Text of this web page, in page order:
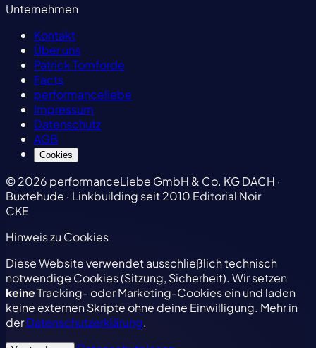
Unternehmen
Kontakt
Über uns
Patrick Tomforde
Facts
performanceliebe
Impressum
Datenschutz
AGB
Cookies
© 2026 performanceLiebe GmbH & Co. KGDACH ·
Buxtehude · Linkbuilding seit 2010 Editorial Noir
CKE
Hinweis zu Cookies
Diese Website verwendet ausschließlich technisch
notwendige Cookies (Sitzung, Sicherheit). Wir setzen
keineTracking- oder Marketing-Cookies ein und laden
keine externen Skripte ohne deine Einwilligung. Mehr in
derDatenschutzerklärung.